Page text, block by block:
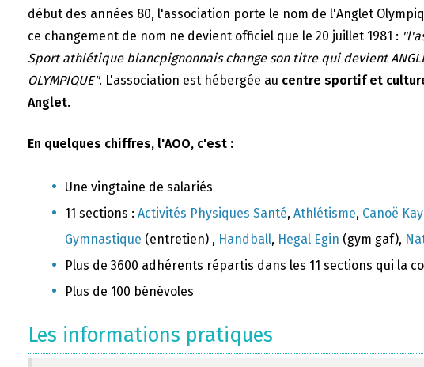
début des années 80, l'association porte le nom de l'Anglet
ce changement de nom ne devient officiel que le 20 juillet 1981 :
Sport athlétique blancpignonnais change son titre qui devient
OLYMPIQUE". L'association est hébergée au centre sportif et
Anglet.
En quelques chiffres, l'AOO, c'est :
Une vingtaine de salariés
11 sections : Activités Physiques Santé, Athlétisme, Canoë
Gymnastique (entretien) , Handball, Hegal Egin (gym gaf),
Plus de 3600 adhérents répartis dans les 11 sections qui la
Plus de 100 bénévoles
Les informations pratiques